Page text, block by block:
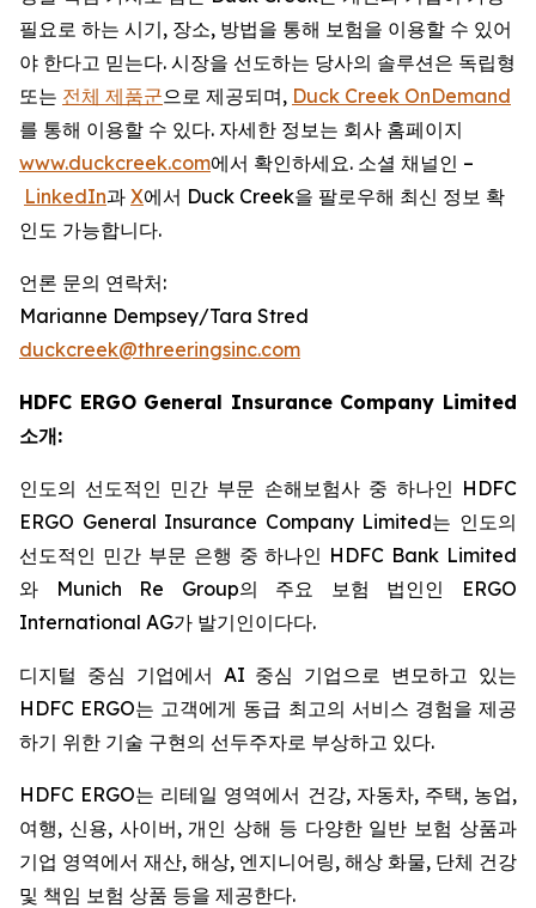
필요로 하는 시기, 장소, 방법을 통해 보험을 이용할 수 있어
야 한다고 믿는다. 시장을 선도하는 당사의 솔루션은 독립형
또는 전체 제품군으로 제공되며, Duck Creek OnDemand
를 통해 이용할 수 있다. 자세한 정보는 회사 홈페이지
www.duckcreek.com에서 확인하세요. 소셜 채널인 –
LinkedIn과 X에서 Duck Creek을 팔로우해 최신 정보 확
인도 가능합니다.
언론 문의 연락처:
Marianne Dempsey/Tara Stred
duckcreek@threeringsinc.com
HDFC ERGO General Insurance Company Limited
소개:
인도의 선도적인 민간 부문 손해보험사 중 하나인 HDFC
ERGO General Insurance Company Limited는 인도의
선도적인 민간 부문 은행 중 하나인 HDFC Bank Limited
와 Munich Re Group의 주요 보험 법인인 ERGO
International AG가 발기인이다다.
디지털 중심 기업에서 AI 중심 기업으로 변모하고 있는
HDFC ERGO는 고객에게 동급 최고의 서비스 경험을 제공
하기 위한 기술 구현의 선두주자로 부상하고 있다.
HDFC ERGO는 리테일 영역에서 건강, 자동차, 주택, 농업,
여행, 신용, 사이버, 개인 상해 등 다양한 일반 보험 상품과
기업 영역에서 재산, 해상, 엔지니어링, 해상 화물, 단체 건강
및 책임 보험 상품 등을 제공한다.